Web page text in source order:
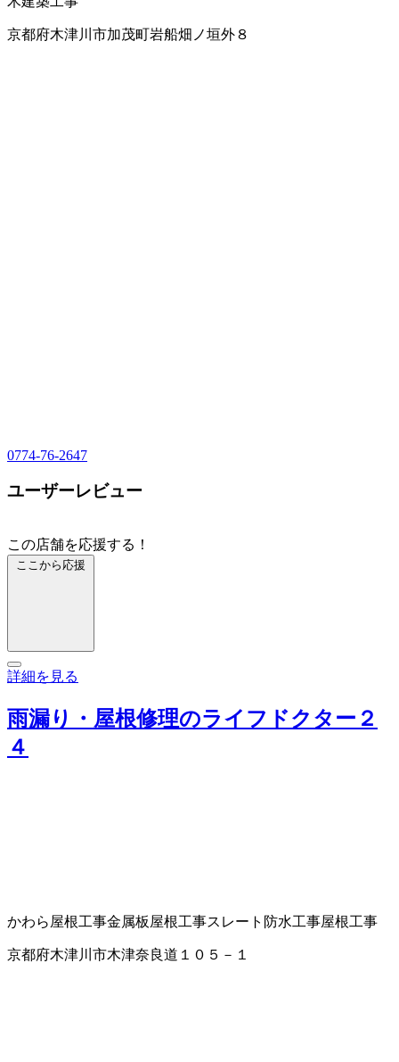
京都府木津川市加茂町岩船畑ノ垣外８
0774-76-2647
ユーザーレビュー
この店舗を応援する！
ここから応援
詳細を見る
雨漏り・屋根修理のライフドクター２
４
かわら屋根工事金属板屋根工事スレート 防水工事屋根工事
京都府木津川市木津奈良道１０５－１